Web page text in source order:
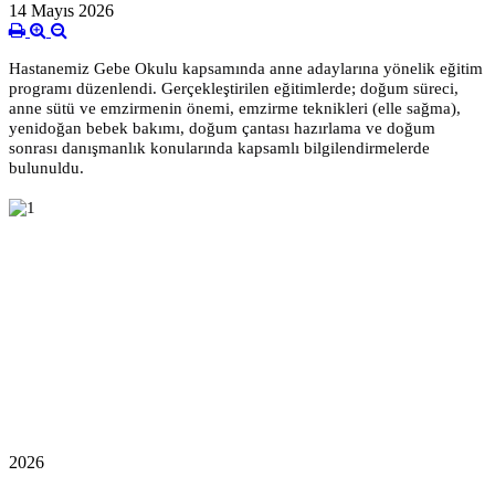
14 Mayıs 2026
Hastanemiz Gebe Okulu kapsamında anne adaylarına yönelik eğitim
programı düzenlendi. Gerçekleştirilen eğitimlerde; doğum süreci,
anne sütü ve emzirmenin önemi, emzirme teknikleri (elle sağma),
yenidoğan bebek bakımı, doğum çantası hazırlama ve doğum
sonrası danışmanlık konularında kapsamlı bilgilendirmelerde
bulunuldu.
2026